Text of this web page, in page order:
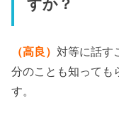
すか？
（高良） 対等に話す
分のことも知っても
す。